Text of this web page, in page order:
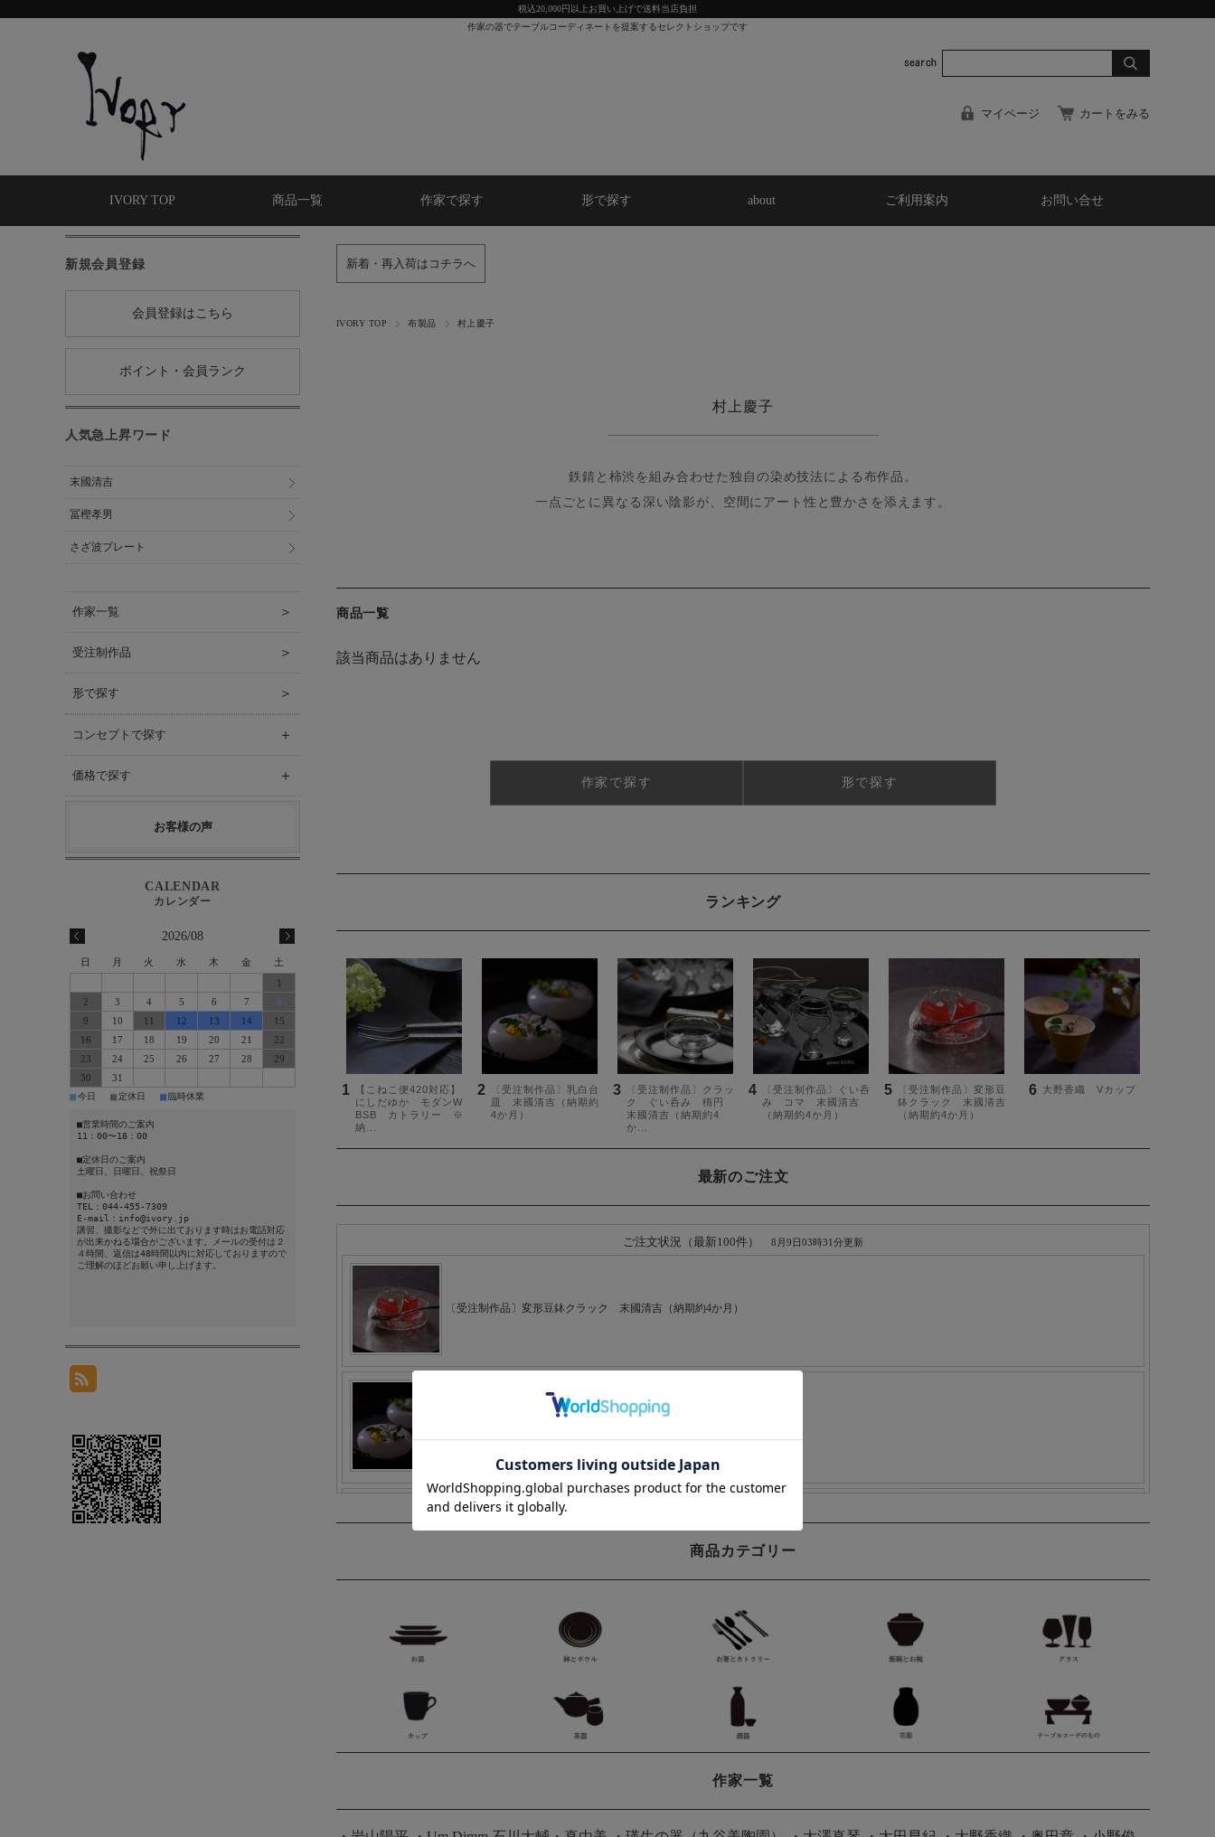
税込20,000円以上お買い上げで送料当店負担
作家の器でテーブルコーディネートを提案するセレクトショップです
マイページ カートをみる
IVORY TOP 商品一覧 作家で探す 形で探す about ご利用案内 お問い合せ
新着・再入荷はコチラへ
IVORY TOP 布製品 村上慶子
村上慶子
鉄錆と柿渋を組み合わせた独自の染め技法による布作品。
一点ごとに異なる深い陰影が、空間にアート性と豊かさを添えます。
商品一覧
該当商品はありません
作家で探す 形で探す
ランキング
最新のご注文
商品カテゴリー
作家一覧
新規会員登録
会員登録はこちら
ポイント・会員ランク
人気急上昇ワード
末國清吉
冨樫孝男
さざ波プレート
作家一覧 ＞
受注制作品 ＞
形で探す ＞
コンセプトで探す ＋
価格で探す ＋
お客様の声
2026/08
日 月 火 水 木 金
土
1
2
3 4 5 6 7
8
9
10 11 12 13 14
15
16
17 18 19 20 21
22
23
24 25 26 27 28
29
30
31
■今日 ■ 定休日 ■臨時休業
■営業時間のご案内
11：00〜18：00
■定休日のご案内
土曜日、日曜日、祝祭日
■お問い合わせ
TEL：044-455-7309
E-mail：info@ivory.jp
講習、撮影などで外に出ております時はお電話対応
が出来かねる場合がございます。メールの受付は２
４時間、返信は48時間以内に対応しておりますので
ご理解のほどお願い申し上げます。